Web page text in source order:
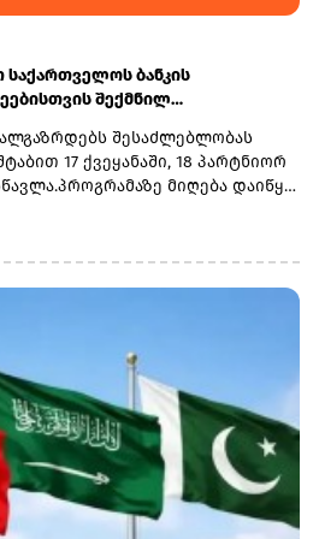
საქართველოს ბანკის
შექმნილ
შესაძლებლობას
17 ქვეყანაში, 18 პარტნიორ
მიღება დაიწყო
გაერთიანებული
წარმოადგენს საერთაშორისო
ახალგაზრდებისთვის,
დასაახლოებლად და ამ
და მდგრადი მომავლის
სხვადასხვა კონტინენტის 18
და კოლეჯს აერთიანებს.
მიმდინარეობს 17
შორის − კანადაში, აშშ-ში,
გერმანიასა და
UWC Georgia-სთან
დაიწყო და უკვე გამოავლინა 2